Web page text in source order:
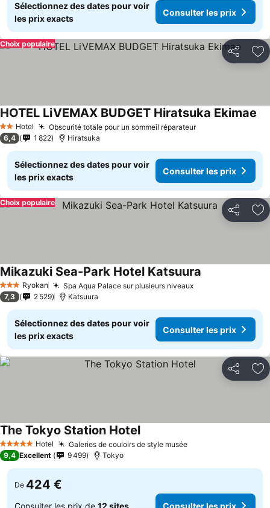
Sélectionnez des dates pour voir
les prix exacts
Consulter les prix
Partager
Choix populaire
2 Étoiles
Hotel Obscurité totale pour un sommeil réparateurConsulter les
HOTEL LiVEMAX BUDGET Hiratsuka Ekimae
6,4 1 822 Hiratsuka
Sélectionnez des dates pour voir
les prix exacts
Consulter les prix
Partager
Choix populaire
3 ÉtoilesRyokan Spa Aqua Palace sur plusieurs niveauxConsulter les
Mikazuki Sea-Park Hotel Katsuura
7,3 2 529 Katsuura
Sélectionnez des dates pour voir
les prix exacts
Consulter les prix
Partager
5 Étoiles Hotel Galeries de couloirs de style muséeConsulter les prix
The Tokyo Station HotelConsulter les prix
9,4 Excellent 9 499 Tokyo
De 424 €
Consulter les prix de 12 sites Consulter les prix